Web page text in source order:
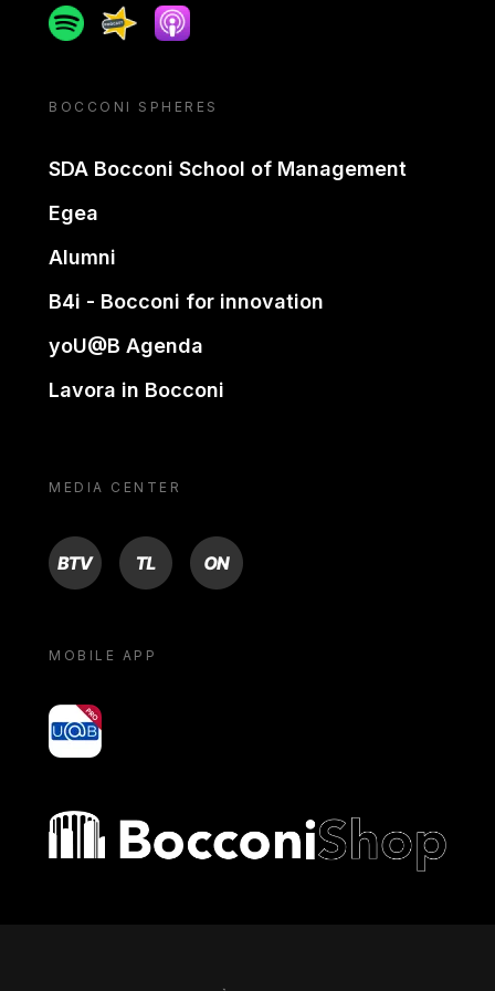
SpotifySpreakerApple podcast
BOCCONI SPHERES
SDA Bocconi School of Management
Egea
Alumni
B4i - Bocconi for innovation
yoU@B Agenda
Lavora in Bocconi
MEDIA CENTER
BTV TL ON
MOBILE APP
yoU@B
Bocconi shop